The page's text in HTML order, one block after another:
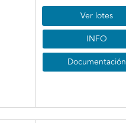
Ver lotes
INFO
Documentación